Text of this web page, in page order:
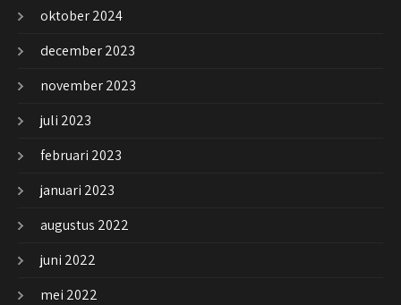
oktober 2024
december 2023
november 2023
juli 2023
februari 2023
januari 2023
augustus 2022
juni 2022
mei 2022